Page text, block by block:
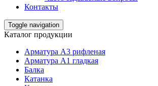
Контакты
Toggle navigation
Каталог продукции
Арматура А3 рифленая
Арматура А1 гладкая
Балка
Катанка